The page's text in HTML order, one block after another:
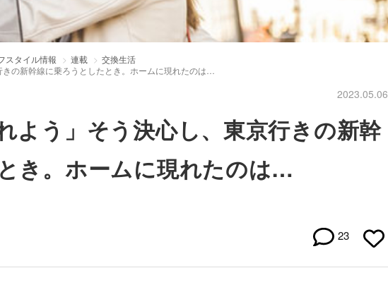
スタイル情報 連載
交換生活
の新幹線に乗ろうとしたとき。ホームに現れたのは…
2023.05.06
よう」そう決心し、東京行きの新幹
き。ホームに現れたのは…
23